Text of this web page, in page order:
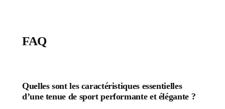
FAQ
Quelles sont les caractéristiques essentielles
d’une tenue de sport performante et élégante ?